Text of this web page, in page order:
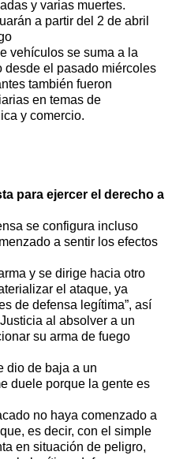
y varias muertes.
a partir del 2 de abril
vehículos se suma a la
desde el pasado miércoles
también fueron
en temas de
y comercio.
para ejercer el derecho a
se configura incluso
a sentir los efectos
y se dirige hacia otro
el ataque, ya
de defensa legítima”, así
al absolver a un
su arma de fuego
dio de baja a un
duele porque la gente es
no haya comenzado a
es decir, con el simple
en situación de peligro,